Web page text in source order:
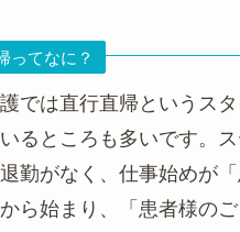
ってなに？
では直行直帰というス
るところも多いです。
勤がなく、仕事始めが
ら始まり、「患者様の